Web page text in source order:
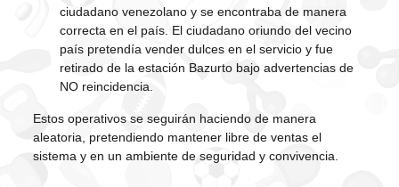
ciudadano venezolano y se encontraba de manera
correcta en el país. El ciudadano oriundo del vecino
país pretendía vender dulces en el servicio y fue
retirado de la estación Bazurto bajo advertencias de
NO reincidencia.
Estos operativos se seguirán haciendo de manera
aleatoria, pretendiendo mantener libre de ventas el
sistema y en un ambiente de seguridad y convivencia.